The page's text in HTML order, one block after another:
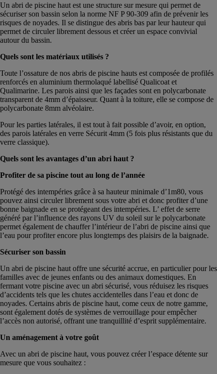
Un abri de piscine haut est une structure sur mesure qui permet de
sécuriser son bassin selon la norme NF P 90-309 afin de prévenir les
risques de noyades. Il se distingue des abris bas par leur hauteur qui
permet de circuler librement dessous et créer un espace convivial
autour du bassin.
Quels sont les matériaux utilisés ?
Toute l’ossature de nos abris de piscine hauts est composée de profilés
renforcés en aluminium thermolaqué labellisé Qualicoat et
Qualimarine. Les parois ainsi que les façades sont en polycarbonate
transparent de 4mm d’épaisseur. Quant à la toiture, elle se compose de
polycarbonate 8mm alvéolaire.
Pour les parties latérales, il est tout à fait possible d’avoir, en option,
des parois latérales en verre Sécurit 4mm (5 fois plus résistants que du
verre classique).
Quels sont les avantages d’un abri haut ?
Profiter de sa piscine tout au long de l’année
Protégé des intempéries grâce à sa hauteur minimale d’1m80, vous
pouvez ainsi circuler librement sous votre abri et donc profiter d’une
bonne baignade en se protégeant des intempéries. L’ effet de serre
généré par l’influence des rayons UV du soleil sur le polycarbonate
permet également de chauffer l’intérieur de l’abri de piscine ainsi que
l’eau pour profiter encore plus longtemps des plaisirs de la baignade.
Sécuriser son bassin
Un abri de piscine haut offre une sécurité accrue, en particulier pour les
familles avec de jeunes enfants ou des animaux domestiques. En
fermant votre piscine avec un abri sécurisé, vous réduisez les risques
d’accidents tels que les chutes accidentelles dans l’eau et donc de
noyades. Certains abris de piscine haut, come ceux de notre gamme,
sont également dotés de systèmes de verrouillage pour empêcher
l’accès non autorisé, offrant une tranquillité d’esprit supplémentaire.
Un aménagement à votre goût
Avec un abri de piscine haut, vous pouvez créer l’espace détente sur
mesure que vous souhaitez :